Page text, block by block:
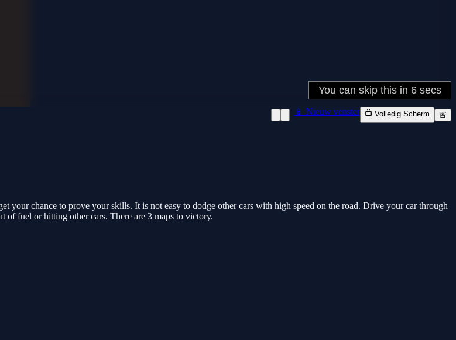
📱 Nieuw venster 📺 Volledig Scherm 🚨
your chance to prove your skills. It is not easy to dodge other cars with high speed on the road. Drive your car through
fuel or hitting other cars. There are 3 maps to victory.